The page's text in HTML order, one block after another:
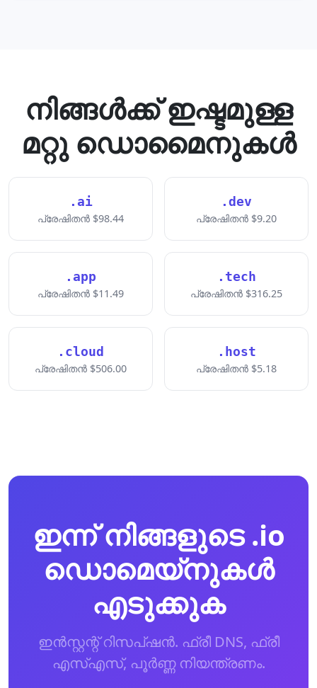
നിങ്ങള്‍ക്ക് ഇഷ്ടമുള്ള
മറ്റു ഡൊമൈനുകള്‍
.ai
പ്രേഷിതന്‍ $98.44
.dev
പ്രേഷിതന്‍ $9.20
.app
പ്രേഷിതന്‍ $11.49
.tech
പ്രേഷിതന്‍ $316.25
.cloud
പ്രേഷിതന്‍ $506.00
.host
പ്രേഷിതന്‍ $5.18
ഇന്ന് നിങ്ങളുടെ .io
ഡൊമെയ്നുകള്‍
എടുക്കുക
ഇന്‍സ്റ്റന്റ് റിസപ്ഷന്‍. ഫ്രീ DNS, ഫ്രീ
എസ്‌എസ്, പൂര്‍ണ്ണ നിയന്ത്രണം.